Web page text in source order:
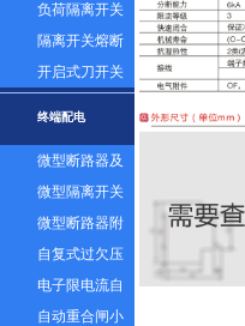
路器及漏电
负荷隔离开关
隔离开关熔断
器组
开启式刀开关
终端配电
微型断路器及
漏电
微型隔离开关
微型断路器附
件
自复式过欠压
保护器
电子限电流自
动控制器
自动重合闸小